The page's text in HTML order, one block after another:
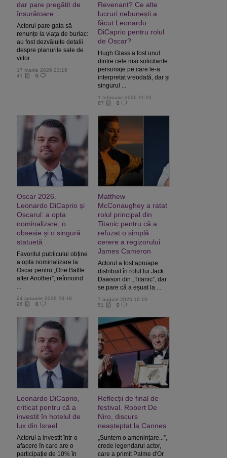
dar pare pregătit de
însurătoare
Actorul pare gata să
renunțe la viața de burlac:
au fost dezvăluite detalii
despre planurile sale de
viitor.
17 martie 2026 23:16
41
0
Revenant? Ce alte
lucruri nebunești a
făcut Leonardo
DiCaprio pentru rolul
de Oscar?
Hugh Glass a fost unul
dintre cele mai solicitante
personaje pe care le-a
interpretat vreodată, dar și
singurul ...
1 februarie 2026 11:10
67
0
Oscar 2026.
Leonardo DiCaprio și
Oscarul: a opta
nominalizare, o
obsesie și o singură
statuetă
Favoritul publicului obține
a opta nominalizare la
Oscar pentru „One Battle
after Another”, reînnoind
...
24 ianuarie 2026 23:18
96
0
Matthew
McConaughey a ratat
rolul principal din
Titanic pentru că a
refuzat o simplă
cerere a regizorului
James Cameron
Actorul a fost aproape
distribuit în rolul lui Jack
Dawson din „Titanic”, dar
se pare că a eșuat la ...
7 august 2025 16:10
51
0
Leonardo DiCaprio,
criticat pentru că a
investit în hotelul de
lux din Israel
Actorul a investit într-o
afacere în care are o
participație de 10% în
Reflecții de final de
festival. Robert De
Niro, discurs
neașteptat la Cannes
„Suntem o amenințare...”,
crede legendarul actor,
care a primit Palme d'Or